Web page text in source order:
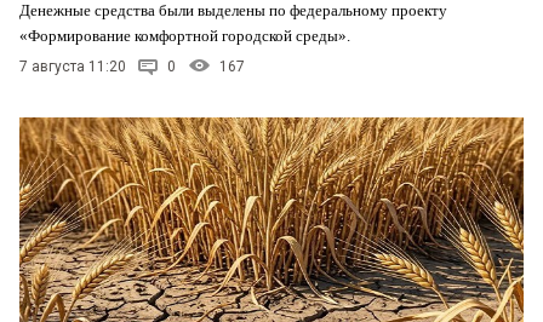
Денежные средства были выделены по федеральному проекту
«Формирование комфортной городской среды».
7 августа 11:20 0 167